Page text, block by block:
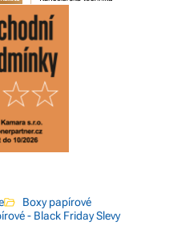
Boxy papírové
- Black Friday Slevy